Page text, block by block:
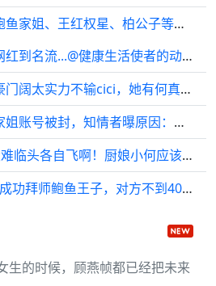
炫富带坏风气！网红鲍鱼家姐、王红权星、柏公子等人账号被封！
鲍鱼家姐上位记：从网红到名流...@健康生活使者的动态
鲍鱼家姐：最有钱的豪门阔太实力不输cici，她有何真实身份？
网红王红权星、鲍鱼家姐账号被封，知情者曝原因：炫富带坏风气
Cici姐和鲍鱼家姐，大难临头各自飞啊！厨娘小何应该也是一起的
恭喜！知名网红cici姐成功拜师鲍鱼王子，对方不到40岁时身家上亿
生的时候，顾燕帧都已经把未来